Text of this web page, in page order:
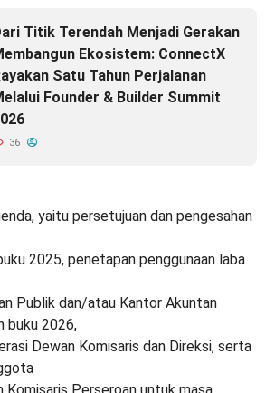
Titik Terendah Menjadi Gerakan
Ekosistem: ConnectX
Satu Tahun Perjalanan
Founder & Builder Summit
36
yaitu persetujuan dan pengesahan
2025, penetapan penggunaan laba
Publik dan/atau Kantor Akuntan
buku 2026,
Dewan Komisaris dan Direksi, serta